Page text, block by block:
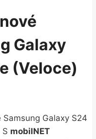
Galaxy
(Veloce)
Galaxy S24
mobilNET